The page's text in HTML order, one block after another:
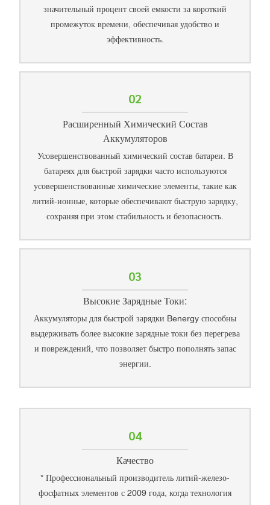
значительный процент своей емкости за короткий
промежуток времени, обеспечивая удобство и
эффективность.
02
Расширенный Химический Состав
Аккумуляторов
Усовершенствованный химический состав батареи. В
батареях для быстрой зарядки часто используются
усовершенствованные химические элементы, такие как
литий-ионные, которые обеспечивают быструю зарядку,
сохраняя при этом стабильность и безопасность.
03
Высокие Зарядные Токи:
Аккумуляторы для быстрой зарядки Benergy способны
выдерживать более высокие зарядные токи без перегрева
и повреждений, что позволяет быстро пополнять запас
энергии.
04
Качество
* Профессиональный производитель литий-железо-
фосфатных элементов с 2009 года, когда технология